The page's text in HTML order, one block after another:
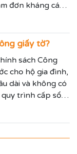
đơn kháng cáo
giấy tờ?
sách Công
cho hộ gia đình,
dài và không có
trình cấp sổ